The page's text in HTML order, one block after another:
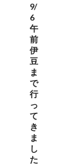
9/
6
午
前
伊
豆
ま
で
行
っ
て
き
ま
し
た